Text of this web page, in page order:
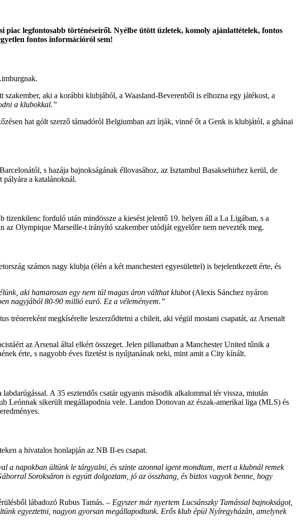
legfontosabb történéseiről. Nyélbe ütött üzletek, komoly ajánlattételek, fontos
fontos információról sem!
szakember, aki a korábbi klubjából, a Waasland-Beverenből is elhozna egy játékost, a
a klubokkal.”
hat gólt szerző támadóról Belgiumban azt írják, vinné őt a Genk is klubjától, a ghánai
s hazája bajnokságának éllovasához, az Isztambul Basaksehirhez kerül, de
pályára a katalánoknál.
forduló után mindössze a kiesést jelentő 19. helyen áll a La Ligában, s a
az Olympique Marseille-t irányító szakember utódját egyelőre nem nevezték meg.
számos nagy klubja (élén a két manchesteri egyesülettel) is bejelentkezett érte, és
aki hamarosan egy nem túl magas áron válthat klubot(Alexis Sánchez nyáron
nagyjából 80-90 millió euró. Ez a véleményem.”
trénereként megkísérelte leszerződtetni a chileit, aki végül mostani csapatát, az Arsenalt
az Arsenal által elkért összeget. Jelen pillanatban a Manchester United tűnik a
érte, s nagyobb éves fizetést is nyújtanának neki, mint amit a City kínált.
A 35 esztendős csatár ugyanis második alkalommal tér vissza, miután
Leónnak sikerült megállapodnia vele. Landon Donovan az észak-amerikai liga (MLS) és
a hivatalos honlapján az NB II-es csapat.
a napokban ültünk le tárgyalni, és szinte azonnal igent mondtam, mert a klubnál remek
Soroksáron is együtt dolgoztam, jó az összhang, és biztos vagyok benne, hogy
lábadozó Rubus Tamás. – Egyszer már nyertem Lucsánszky Tamással bajnokságot,
egyeztetni, nagyon gyorsan megállapodtunk. Erős klub épül Nyíregyházán, amelynek